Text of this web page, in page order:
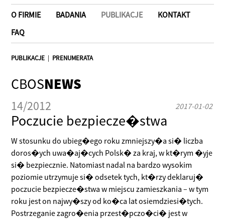
O FIRMIE BADANIA PUBLIKACJE
KONTAKT
FAQ
PUBLIKACJE | PRENUMERATA
CBOSNEWS
14/2012 2017-01-02
Poczucie bezpiecze�stwa
W stosunku do ubieg�ego roku zmniejszy�a si� liczba
doros�ych uwa�aj�cych Polsk� za kraj, w kt�rym �yje
si� bezpiecznie. Natomiast nadal na bardzo wysokim
poziomie utrzymuje si� odsetek tych, kt�rzy deklaruj�
poczucie bezpiecze�stwa w miejscu zamieszkania – w tym
roku jest on najwy�szy od ko�ca lat osiemdziesi�tych.
Postrzeganie zagro�enia przest�pczo�ci� jest w